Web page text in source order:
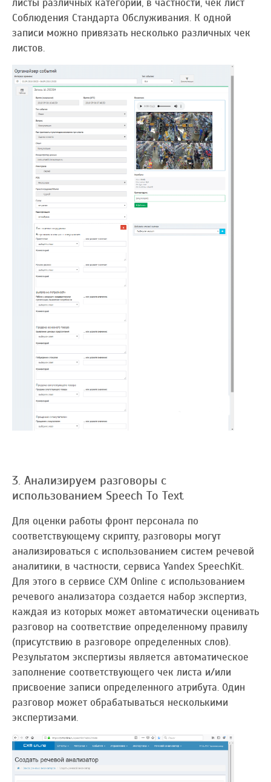
листы различных категорий, в частности, чек лист
Соблюдения Стандарта Обслуживания. К одной
записи можно привязать несколько различных чек
листов.
3. Анализируем разговоры с
использованием Speech To Text
Для оценки работы фронт персонала по
соответствующему скрипту, разговоры могут
анализироваться с использованием систем речевой
аналитики, в частности, сервиса Yandex SpeechKit.
Для этого в сервисе CXM Online с использованием
речевого анализатора создается набор экспертиз,
каждая из которых может автоматически оценивать
разговор на соответствие определенному правилу
(присутствию в разговоре определенных слов).
Результатом экспертизы является автоматическое
заполнение соответствующего чек листа и/или
присвоение записи определенного атрибута. Один
разговор может обрабатываться несколькими
экспертизами.